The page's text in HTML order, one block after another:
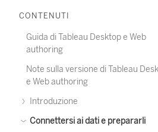
CONTENUTI
Guida di Tableau Desktop e Web
authoring
Note sulla versione di Tableau
e Web authoring
Introduzione
Connettersi ai dati e prepararli